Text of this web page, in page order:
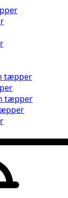
tæpper
tæpper